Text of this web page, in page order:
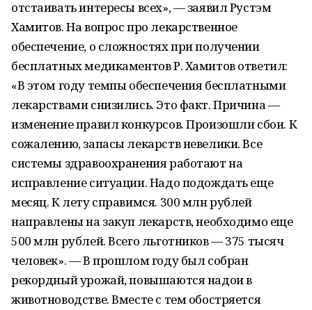
отстаивать интересы всех», — заявил Рустэм
Хамитов. На вопрос про лекарственное
обеспечение, о сложностях при получении
бесплатных медикаментов Р. Хамитов ответил:
«В этом году темпы обеспечения бесплатными
лекарствами снизились. Это факт. Причина —
изменение правил конкурсов. Произошли сбои. К
сожалению, запасы лекарств невелики. Все
системы здравоохранения работают на
исправление ситуации. Надо подождать еще
месяц. К лету справимся. 300 млн рублей
направлены на закуп лекарств, необходимо еще
500 млн рублей. Всего льготников — 375 тысяч
человек». — В прошлом году был собран
рекордный урожай, повышаются надои в
животноводстве. Вместе с тем обостряется